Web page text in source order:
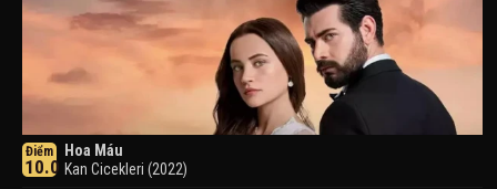
Điểm
10.0
Hoa Máu
Kan Cicekleri (2022)